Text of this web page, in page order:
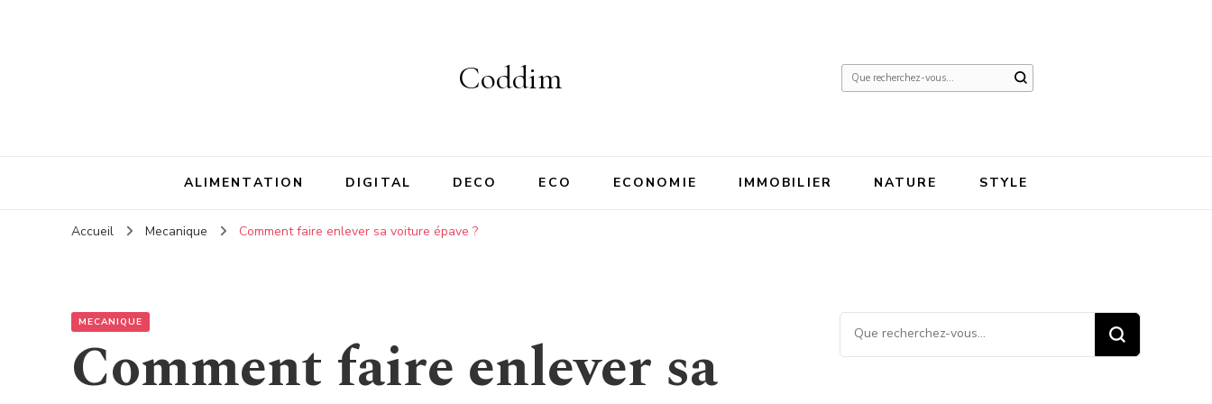
Coddim
Vous
ALIMENTATION DIGITAL DECO ECO ECONOMIE IMMOBILIER NATURE STYLE
Accueil Mecanique Comment faire enlever sa voiture épave ?
MECANIQUE
Comment faire enlever sa
Vous recherchiez quelque
chose ?